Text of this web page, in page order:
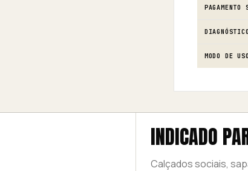
PAGAMENTO
MODO DE
INDICADO
Calçados sociais,